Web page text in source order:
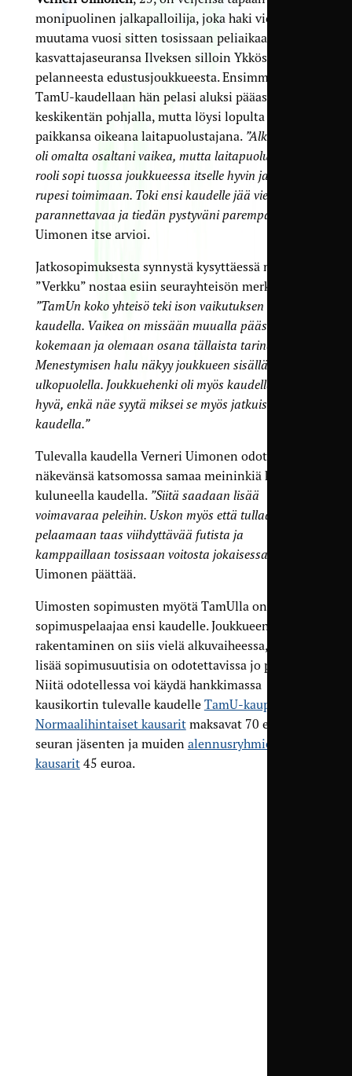
monipuolinen jalkapalloilija, joka haki vielä
muutama vuosi sitten tosissaan peliaikaa
kasvattajaseuransa Ilveksen silloin Ykkösessä
pelanneesta edustusjoukkueesta. Ensimmäisellä
TamU-kaudellaan hän pelasi aluksi pääasiassa
keskikentän pohjalla, mutta löysi lopulta
paikkansa oikeana laitapuolustajana. ”Alkukausi
oli omalta osaltani vaikea, mutta laitapuolustajan
rooli sopi tuossa joukkueessa itselle hyvin ja homma
rupesi toimimaan. Toki ensi kaudelle jää vielä
parannettavaa ja tiedän pystyväni parempaan”
Uimonen itse arvioi.
Jatkosopimuksesta synnystä kysyttäessä myös
”Verkku” nostaa esiin seurayhteisön merkityksen:
”TamUn koko yhteisö teki ison vaikutuksen viime
kaudella. Vaikea on missään muualla päästä
kokemaan ja olemaan osana tällaista tarinaa.
Menestymisen halu näkyy joukkueen sisällä ja sen
ulkopuolella. Joukkuehenki oli myös kaudella erittäin
hyvä, enkä näe syytä miksei se myös jatkuisi ensi
kaudella.”
Tulevalla kaudella Verneri Uimonen odottaa
näkevänsä katsomossa samaa meininkiä kuin
kuluneella kaudella. ”Siitä saadaan lisää
voimavaraa peleihin. Uskon myös että tullaan
pelaamaan taas viihdyttävää futista ja
kamppaillaan tosissaan voitosta jokaisessa pelissä”
Uimonen päättää.
Uimosten sopimusten myötä TamUlla on viisi
sopimuspelaajaa ensi kaudelle. Joukkueen
rakentaminen on siis vielä alkuvaiheessa, mutta
lisää sopimusuutisia on odotettavissa jo piakkoin.
Niitä odotellessa voi käydä hankkimassa
kausikortin tulevalle kaudelle TamU-kaupasta
Normaalihintaiset kausaritmaksavat 70 euroa ja
seuran jäsenten ja muiden alennusryhmien
kausarit45 euroa.